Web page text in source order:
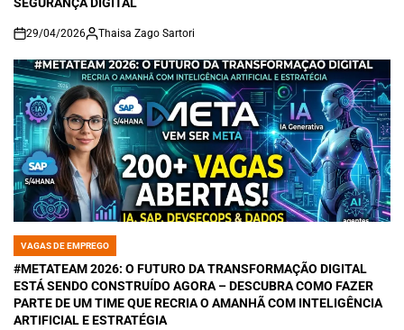
on
29/04/2026 Thaisa Zago Sartori
POSTED
IN
VAGAS DE EMPREGO
#METATEAM 2026: O FUTURO DA TRANSFORMAÇÃO DIGITAL
ESTÁ SENDO CONSTRUÍDO AGORA – DESCUBRA COMO FAZER
PARTE DE UM TIME QUE RECRIA O AMANHÃ COM INTELIGÊNCIA
ARTIFICIAL E ESTRATÉGIA